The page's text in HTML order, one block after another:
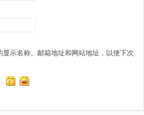
示名称、邮箱地址和网站地址，以便下次